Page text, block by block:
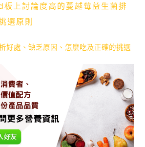
上討論度高的蔓越莓益生菌排
選原則
好處、缺乏原因、怎麼吃及正確的挑選